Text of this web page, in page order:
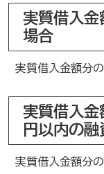
実質借入金
場合
実質借入金額分
実質借入金
円以内の
実質借入金額分